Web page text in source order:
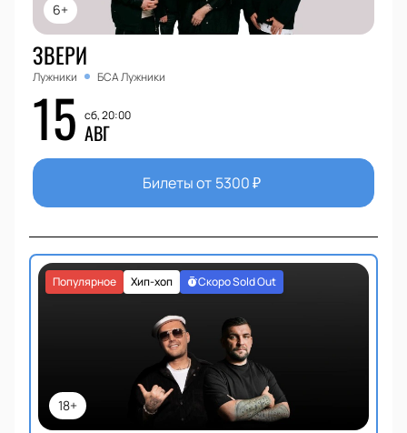
6+
ЗВЕРИ
Лужники БСА Лужники
15 сб, 20:00
АВГ
Билеты от 5300₽
18+
Хип-хоп
Популярное Скоро Sold Out